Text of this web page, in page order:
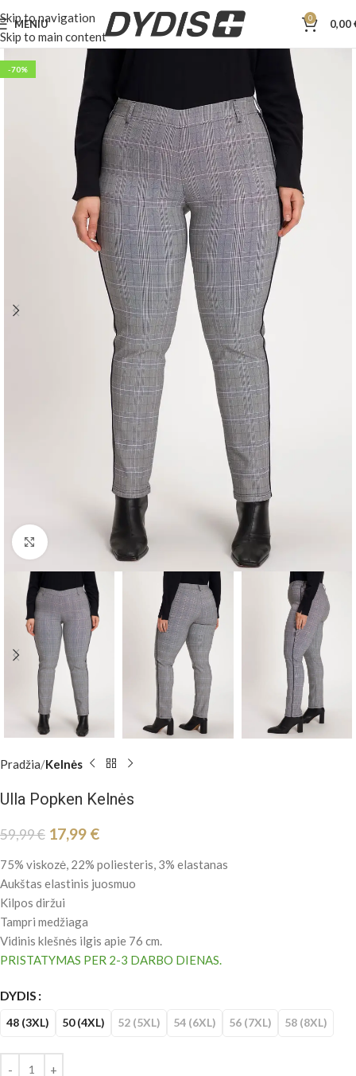
Skip to navigation
Skip to main content
MENIU 0 0,00
-70%
Padidinti
Pradžia Kelnės
Ulla Popken Kelnės
59,99€ 17,99 €
75% viskozė, 22% poliesteris, 3% elastanas
Aukštas elastinis juosmuo
Kilpos diržui
Tampri medžiaga
Vidinis klešnės ilgis apie 76 cm.
PRISTATYMAS PER 2-3 DARBO DIENAS.
DYDIS
48 (3XL) 50 (4XL) 52 (5XL) 54 (6XL) 56 (7XL) 58 (8XL)